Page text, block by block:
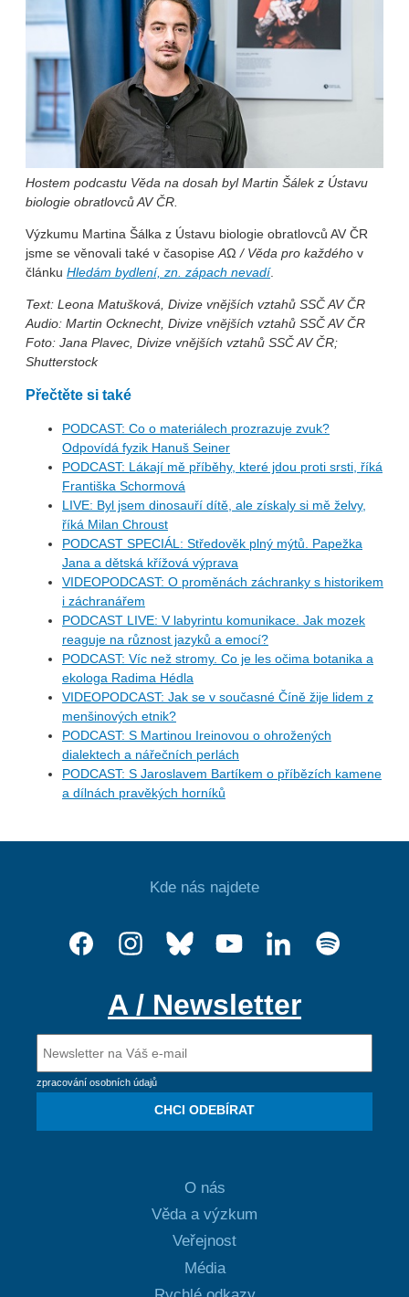
Hostem podcastu Věda na dosah byl Martin Šálek z Ústavu
biologie obratlovců AV ČR.
Výzkumu Martina Šálka z Ústavu biologie obratlovců AV ČR
jsme se věnovali také v časopise AΩ / Věda pro každého v
článku Hledám bydlení, zn. zápach nevadí.
Text: Leona Matušková, Divize vnějších vztahů SSČ AV ČR
Audio: Martin Ocknecht, Divize vnějších vztahů SSČ AV ČR
Foto: Jana Plavec, Divize vnějších vztahů SSČ AV ČR;
Shutterstock
Přečtěte si také
PODCAST: Co o materiálech prozrazuje zvuk?
Odpovídá fyzik Hanuš Seiner
PODCAST: Lákají mě příběhy, které jdou proti srsti, říká
Františka Schormová
LIVE: Byl jsem dinosauří dítě, ale získaly si mě želvy,
říká Milan Chroust
PODCAST SPECIÁL: Středověk plný mýtů. Papežka
Jana a dětská křížová výprava
VIDEOPODCAST: O proměnách záchranky s historikem
i záchranářem
PODCAST LIVE: V labyrintu komunikace. Jak mozek
reaguje na různost jazyků a emocí?
PODCAST: Víc než stromy. Co je les očima botanika a
ekologa Radima Hédla
VIDEOPODCAST: Jak se v současné Číně žije lidem z
menšinových etnik?
PODCAST: S Martinou Ireinovou o ohrožených
dialektech a nářečních perlách
PODCAST: S Jaroslavem Bartíkem o příbězích kamene
a dílnách pravěkých horníků
Kde nás najdete
A / Newsletter
zpracování osobních údajů
CHCI ODEBÍRAT
O nás
Věda a výzkum
Veřejnost
Média